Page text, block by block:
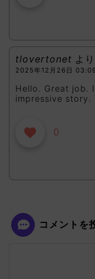
tlovertonet よ
2025年12月26日 03:09
Hello. Great job.
impressive story.
0
コメントを